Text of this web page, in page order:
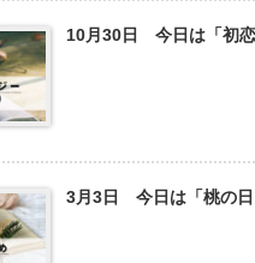
10月30日 今日は「初恋
3月3日 今日は「桃の日